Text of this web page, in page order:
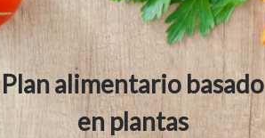
Plan alimentario basado
en plantas